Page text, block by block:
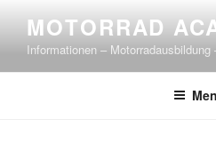
springen
MOTORRAD
Informationen –